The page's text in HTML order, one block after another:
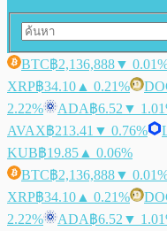
BTC฿2,136,888▼
XRP฿34.10 ▲ 0.21%
2.22%
ADA฿6.52 ▼
AVAX฿213.41 ▼ 0.76%
KUB฿19.85 ▲ 0.06%
BTC฿2,136,888▼
XRP฿34.10 ▲ 0.21%
2.22%
ADA฿6.52 ▼